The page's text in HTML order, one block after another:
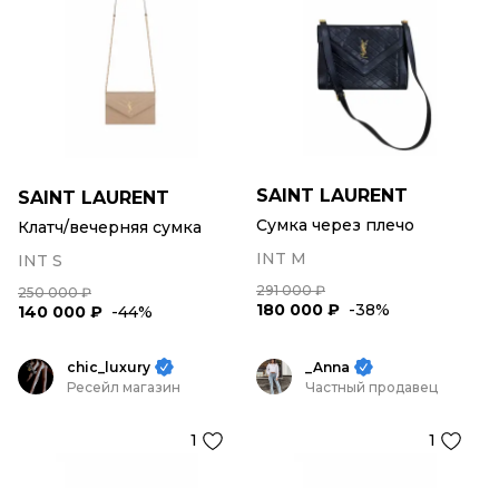
SAINT LAURENT
Клатч/вечерняя сумка
INT S
250 000 ₽
140 000 ₽ -44%
SAINT LAURENT
Сумка через плечо
INT M
291 000 ₽
180 000 ₽ -38%
chic_luxury
Ресейл магазин
1
_Anna
Частный продавец
1